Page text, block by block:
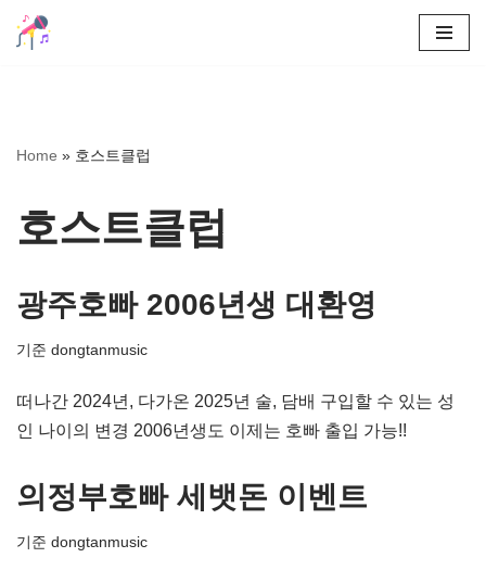
로
너
뛰
Home » 호스트클럽
호스트클럽
광주호빠 2006년생 대환영
기준 dongtanmusic
떠나간 2024년, 다가온 2025년 술, 담배 구입할 수 있는 성
인 나이의 변경 2006년생도 이제는 호빠 출입 가능!!
의정부호빠 세뱃돈 이벤트
기준 dongtanmusic